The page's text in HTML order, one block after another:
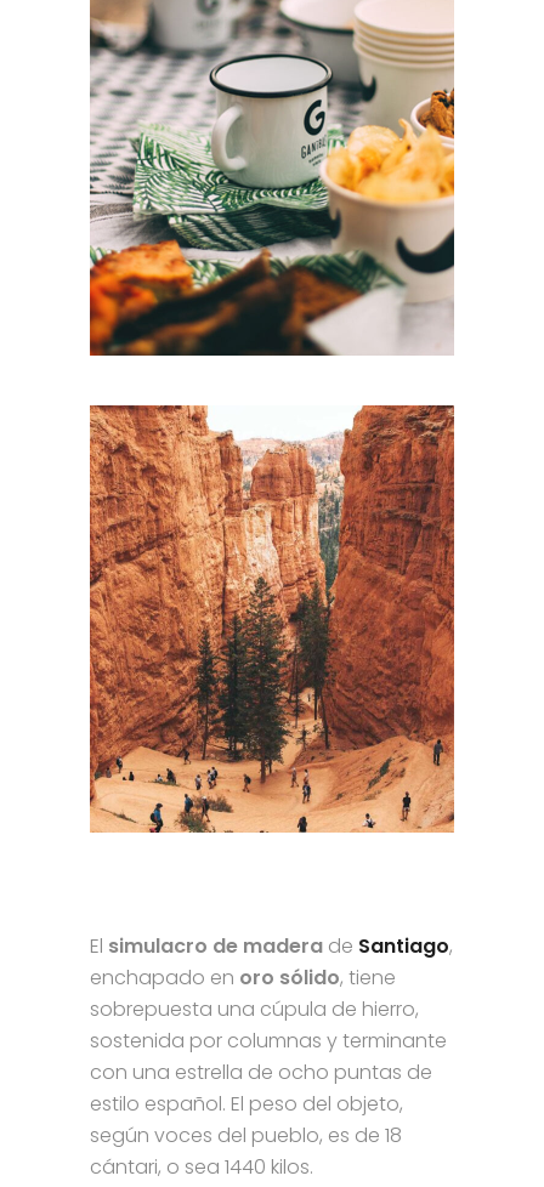
El simulacro de madera de Santiago,
enchapado en oro sólido, tiene
sobrepuesta una cúpula de hierro,
sostenida por columnas y terminante
con una estrella de ocho puntas de
estilo español. El peso del objeto,
según voces del pueblo, es de 18
cántari, o sea 1440 kilos.